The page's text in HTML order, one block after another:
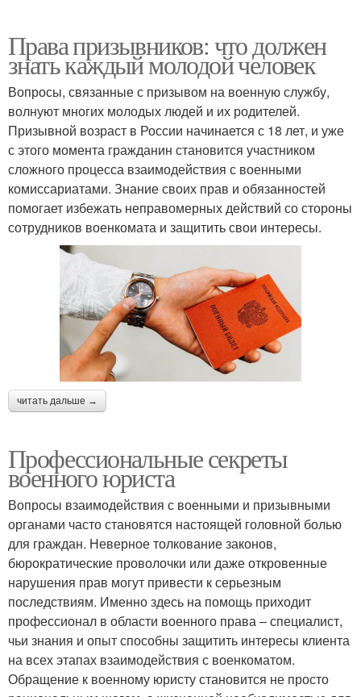
Права призывников: что должен
знать каждый молодой человек
Вопросы, связанные с призывом на военную службу,
волнуют многих молодых людей и их родителей.
Призывной возраст в России начинается с 18 лет, и уже
с этого момента гражданин становится участником
сложного процесса взаимодействия с военными
комиссариатами. Знание своих прав и обязанностей
помогает избежать неправомерных действий со стороны
сотрудников военкомата и защитить свои интересы.
читать дальше →
Профессиональные секреты
военного юриста
Вопросы взаимодействия с военными и призывными
органами часто становятся настоящей головной болью
для граждан. Неверное толкование законов,
бюрократические проволочки или даже откровенные
нарушения прав могут привести к серьезным
последствиям. Именно здесь на помощь приходит
профессионал в области военного права – специалист,
чьи знания и опыт способны защитить интересы клиента
на всех этапах взаимодействия с военкоматом.
Обращение к военному юристу становится не просто